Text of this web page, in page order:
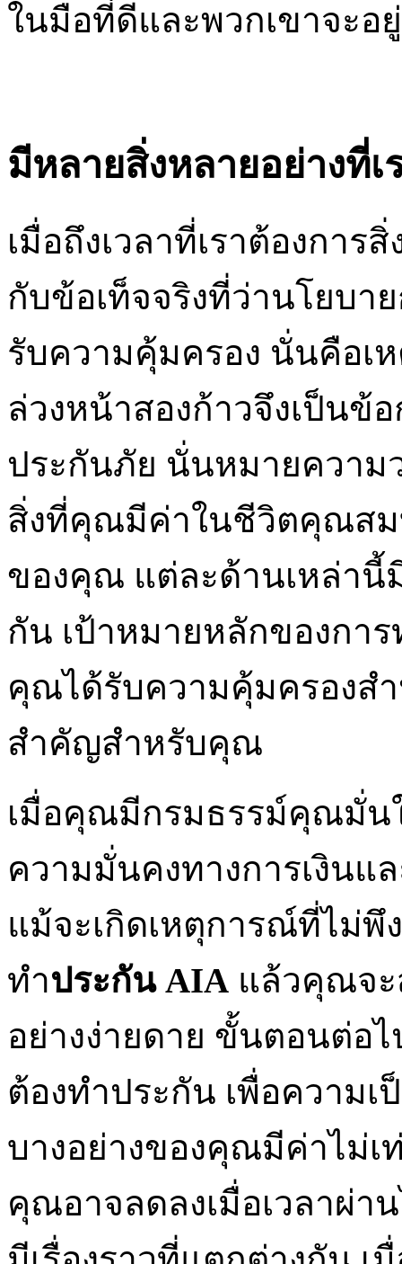
ในมือที่ดีและพวกเขาจะอ
มีหลายสิ่งหลายอย่างที่เ
เมื่อถึงเวลาที่เราต้องการ
กับข้อเท็จจริงที่ว่านโยบา
รับความคุ้มครอง นั่นคือเ
ล่วงหน้าสองก้าวจึงเป็นข้
ประกันภัย นั่นหมายความ
สิ่งที่คุณมีค่าในชีวิตคุณส
ของคุณ แต่ละด้านเหล่านี้
กัน เป้าหมายหลักของกา
คุณได้รับความคุ้มครองส
สำคัญสำหรับคุณ
เมื่อคุณมีกรมธรรม์คุณมั่
ความมั่นคงทางการเงินแ
แม้จะเกิดเหตุการณ์ที่ไม่พึ
ทำประกัน AIA แล้วคุณจะ
อย่างง่ายดาย ขั้นตอนต่อ
ต้องทำประกัน เพื่อความ
บางอย่างของคุณมีค่าไม่เ
คุณอาจลดลงเมื่อเวลาผ่